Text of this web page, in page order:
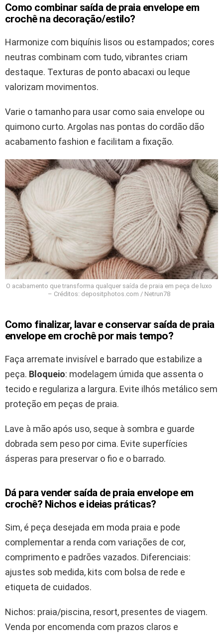
Como combinar saída de praia envelope em
crochê na decoração/estilo?
Harmonize com biquínis lisos ou estampados; cores
neutras combinam com tudo, vibrantes criam
destaque. Texturas de ponto abacaxi ou leque
valorizam movimentos.
Varie o tamanho para usar como saia envelope ou
quimono curto. Argolas nas pontas do cordão dão
acabamento fashion e facilitam a fixação.
O acabamento que transforma qualquer saída de praia em peça de luxo
– Créditos: depositphotos.com / Netrun78
Como finalizar, lavar e conservar saída de praia
envelope em crochê por mais tempo?
Faça arremate invisível e barrado que estabilize a
peça. Bloqueio: modelagem úmida que assenta o
tecido e regulariza a largura. Evite ilhós metálico sem
proteção em peças de praia.
Lave à mão após uso, seque à sombra e guarde
dobrada sem peso por cima. Evite superfícies
ásperas para preservar o fio e o barrado.
Dá para vender saída de praia envelope em
crochê? Nichos e ideias práticas?
Sim, é peça desejada em moda praia e pode
complementar a renda com variações de cor,
comprimento e padrões vazados. Diferenciais:
ajustes sob medida, kits com bolsa de rede e
etiqueta de cuidados.
Nichos: praia/piscina, resort, presentes de viagem.
Venda por encomenda com prazos claros e